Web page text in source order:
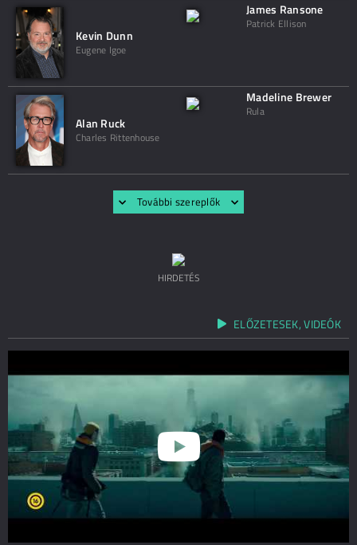
Kevin Dunn
Eugene Igoe
James Ransone
Patrick Ellison
Alan Ruck
Charles Rittenhouse
Madeline Brewer
Rula
További szereplők
HIRDETÉS
ELŐZETESEK, VIDEÓK